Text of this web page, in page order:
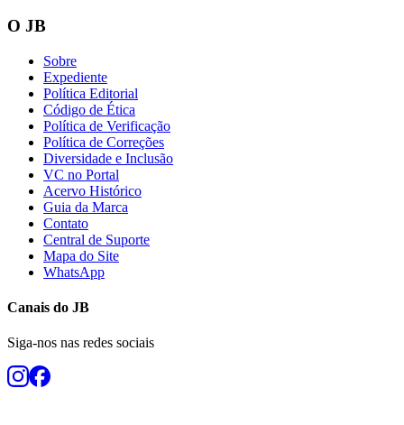
O JB
Sobre
Expediente
Política Editorial
Código de Ética
Política de Verificação
Política de Correções
Diversidade e Inclusão
VC no Portal
Acervo Histórico
Guia da Marca
Contato
Central de Suporte
Mapa do Site
WhatsApp
Canais do JB
Siga-nos nas redes sociais